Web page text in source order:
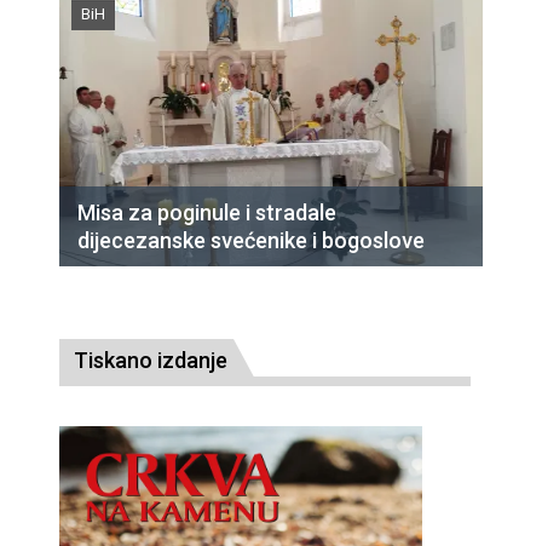
BiH
Misa za poginule i stradale
dijecezanske svećenike i bogoslove
Tiskano izdanje